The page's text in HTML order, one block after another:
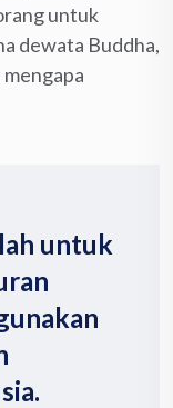
untuk
dewata Buddha,
untuk